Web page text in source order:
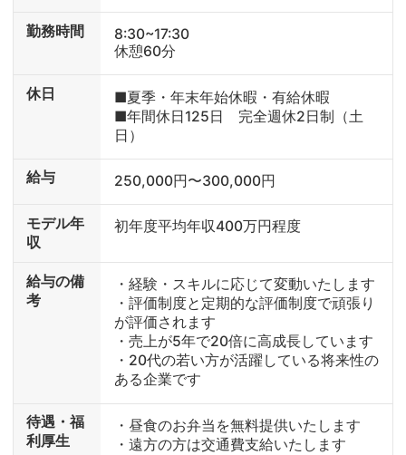
勤務時間
8:30~17:30
休憩60分
休日
■夏季・年末年始休暇・有給休暇
■年間休日125日 完全週休2日制（土
日）
給与 250,000円〜300,000円
モデル年
収
初年度平均年収400万円程度
給与の備
考
・経験・スキルに応じて変動いたします
・評価制度と定期的な評価制度で頑張り
が評価されます
・売上が5年で20倍に高成長しています
・20代の若い方が活躍している将来性の
ある企業です
待遇・福
利厚生
・昼食のお弁当を無料提供いたします
・遠方の方は交通費支給いたします